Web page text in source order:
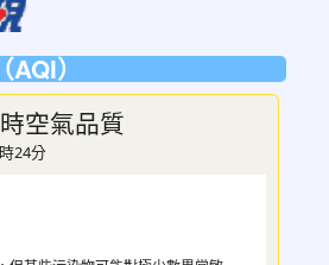
）
空氣品質
24分